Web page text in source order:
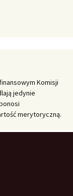
Komisji
jedynie
merytoryczną.